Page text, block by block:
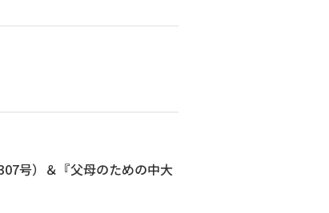
号）＆『父母のための中大